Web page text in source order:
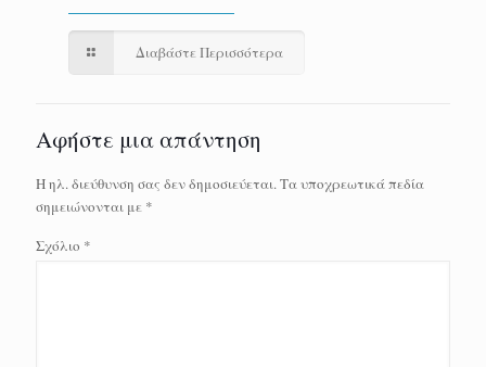
Διαβάστε Περισσότερα
Αφήστε μια απάντηση
Η ηλ. διεύθυνση σας δεν δημοσιεύεται.Τα υποχρεωτικά πεδία
σημειώνονται με *
Σχόλιο *